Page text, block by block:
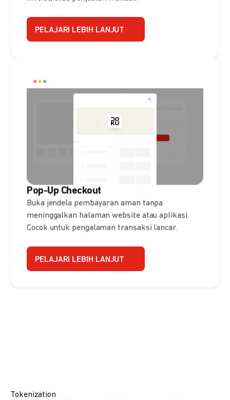
PELAJARI LEBIH LANJUT
Pop-Up Checkout
Buka jendela pembayaran aman tanpa
meninggalkan halaman website atau aplikasi.
Cocok untuk pengalaman transaksi lancar.
PELAJARI LEBIH LANJUT
Tokenization